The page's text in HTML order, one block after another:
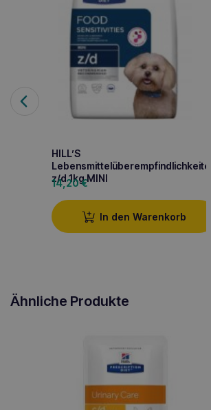
HILL’S
Lebensmittelüberempfindlichkeiten
z/d 1kg MINI
14,20€
In den Warenkorb
Ähnliche Produkte